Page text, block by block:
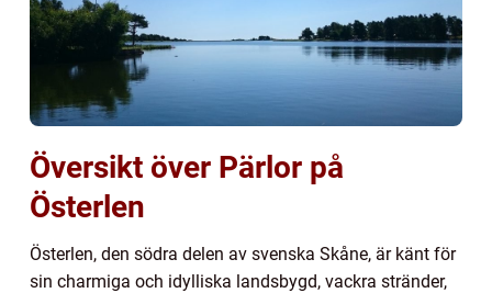
Översikt över Pärlor på
Österlen
Österlen, den södra delen av svenska Skåne, är känt för
sin charmiga och idylliska landsbygd, vackra stränder,